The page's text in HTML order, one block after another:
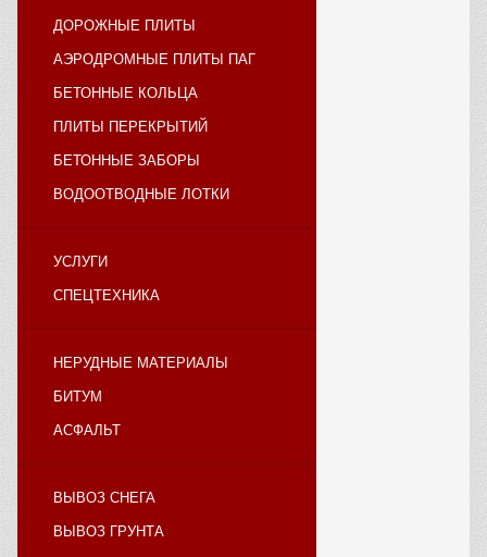
ДОРОЖНЫЕ ПЛИТЫ
АЭРОДРОМНЫЕ ПЛИТЫ ПАГ
БЕТОННЫЕ КОЛЬЦА
ПЛИТЫ ПЕРЕКРЫТИЙ
БЕТОННЫЕ ЗАБОРЫ
ВОДООТВОДНЫЕ ЛОТКИ
УСЛУГИ
СПЕЦТЕХНИКА
НЕРУДНЫЕ МАТЕРИАЛЫ
БИТУМ
АСФАЛЬТ
ВЫВОЗ СНЕГА
ВЫВОЗ ГРУНТА